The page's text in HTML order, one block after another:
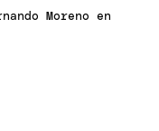
Moreno en